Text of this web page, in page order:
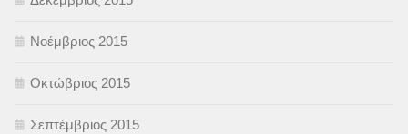
Νοέμβριος 2015
Οκτώβριος 2015
Σεπτέμβριος 2015